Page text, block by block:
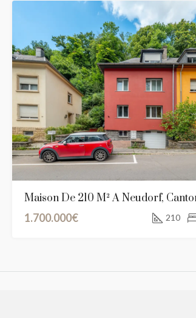
1.700.000€
210